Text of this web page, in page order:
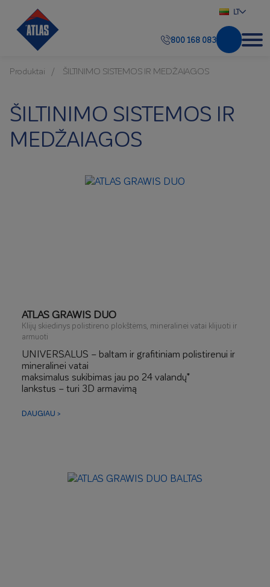
LT
800 168 083
Produktai ŠILTINIMO SISTEMOS IR MEDŽAIAGOS
ŠILTINIMO SISTEMOS IR
MEDŽAIAGOS
ATLAS GRAWIS DUO
Klijų skiedinys polistireno plokštėms, mineralinei vatai klijuoti ir
armuoti
UNIVERSALUS – baltam ir grafitiniam polistirenui ir
mineralinei vatai
maksimalus sukibimas jau po 24 valandų*
lankstus – turi 3D armavimą
DAUGIAU >